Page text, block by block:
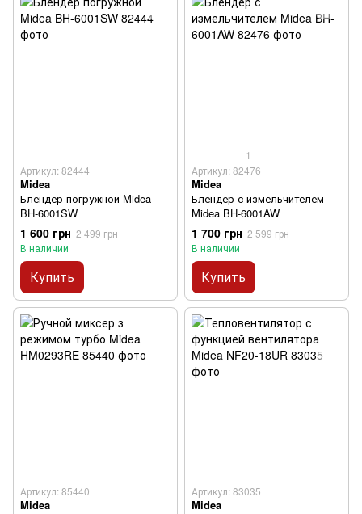
Артикул: 82444
Midea
Блендер погружной Midea
BH-6001SW
1 600 грн 2 499 грн
В наличии
Купить
1
Артикул: 82476
Midea
Блендер с измельчителем
Midea BH-6001AW
1 700 грн 2 599 грн
В наличии
Купить
Артикул: 85440
Midea
Артикул: 83035
Midea